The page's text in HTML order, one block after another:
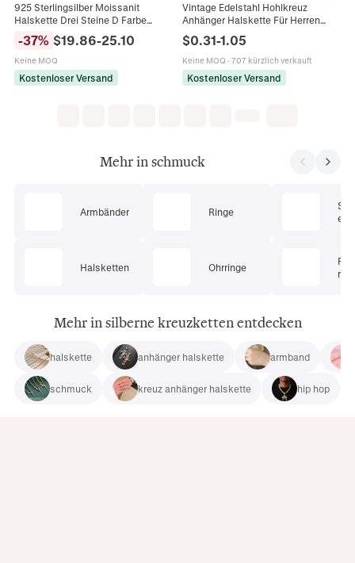
925 Sterlingsilber Moissanit
Halskette Drei Steine D Farbe
Anhänger Kreuzkette Luxus
Schmuck Für Damen Hochzeit
Geschenk
-37% $19.86-25.10
Keine MOQ
Kostenloser Versand
Vintage Edelstahl Hohlkreuz
Anhänger Halskette Für Herren
Damen Gold Silber Regenbogen
Religiöser Schmuck DIY Zubehör
$0.31-1.05
Keine MOQ · 707 kürzlich verkauft
Kostenloser Versand
Mehr in schmuck
Armbänder
Halsketten
Ringe
Ohrringe
ets
Mehr in silberne kreuzketten entdecken
halskette anhänger halskette armband
schmuck kreuz anhänger halskette hip hop